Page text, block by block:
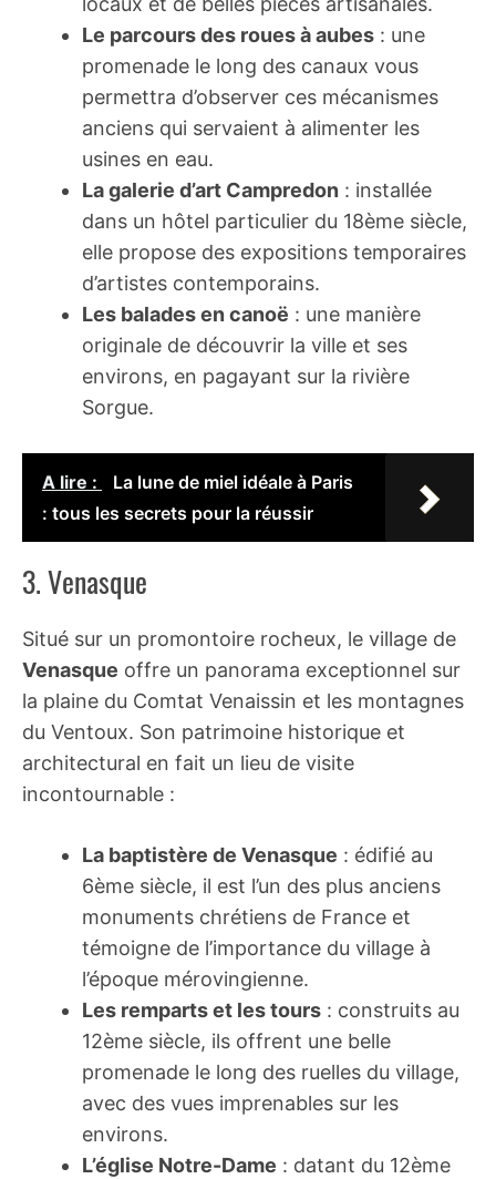
Le parcours des roues à aubes : une
promenade le long des canaux vous
permettra d’observer ces mécanismes
anciens qui servaient à alimenter les
usines en eau.
La galerie d’art Campredon : installée
dans un hôtel particulier du 18ème siècle,
elle propose des expositions temporaires
d’artistes contemporains.
Les balades en canoë : une manière
originale de découvrir la ville et ses
environs, en pagayant sur la rivière
Sorgue.
A lire :
La lune de miel idéale à Paris
: tous les secrets pour la réussir
3. Venasque
Situé sur un promontoire rocheux, le village de
Venasque offre un panorama exceptionnel sur
la plaine du Comtat Venaissin et les montagnes
du Ventoux. Son patrimoine historique et
architectural en fait un lieu de visite
incontournable :
La baptistère de Venasque : édifié au
6ème siècle, il est l’un des plus anciens
monuments chrétiens de France et
témoigne de l’importance du village à
l’époque mérovingienne.
Les remparts et les tours : construits au
12ème siècle, ils offrent une belle
promenade le long des ruelles du village,
avec des vues imprenables sur les
environs.
L’église Notre-Dame : datant du 12ème